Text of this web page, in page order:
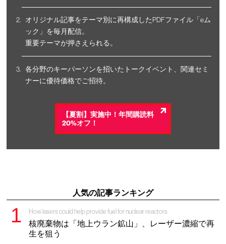
オリジナル記事をテーマ別に再構成したPDFファイル「eム
ック」を毎月配信。
重要テーマが押さえられる。
各分野のキーパーソンを招いたトークイベント、関連セミ
ナーに優待価格でご招待。
【夏割】実施中！年間購読料
20%オフ！
人気の記事ランキング
How lasers could help provide fuel for nuclear reactors
核廃棄物は「地上ウラン鉱山」、レーザー濃縮で再
生を狙う